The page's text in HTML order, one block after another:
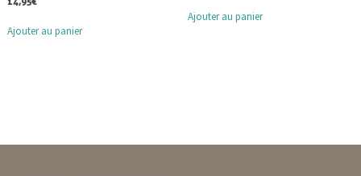
Ajouter au panier
Ajouter au panier